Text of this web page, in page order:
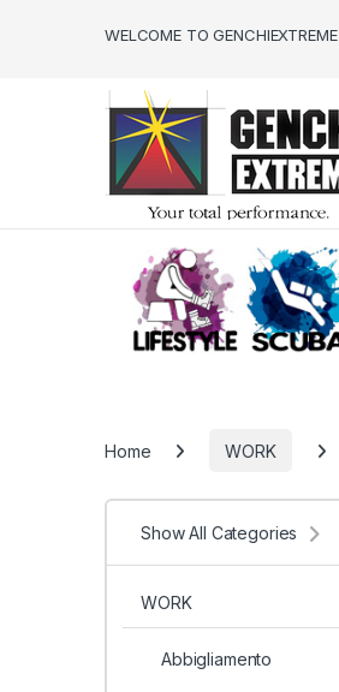
WELCOME TO GENCHIEXTREME
LIFESTYLE
Home WORK
Show All Categories
WORK
Abbigliamento